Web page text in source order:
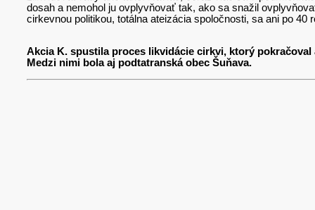
dosah a nemohol ju ovplyvňovať tak, ako sa snažil
cirkevnou politikou, totálna ateizácia spoločnosti, sa ani po
Akcia K. spustila proces likvidácie cirkvi, ktorý
Medzi nimi bola aj podtatranská obec Šuňava.